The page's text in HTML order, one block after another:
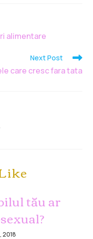
alimentare
Next Post
care cresc fara tata
tău ar
2018